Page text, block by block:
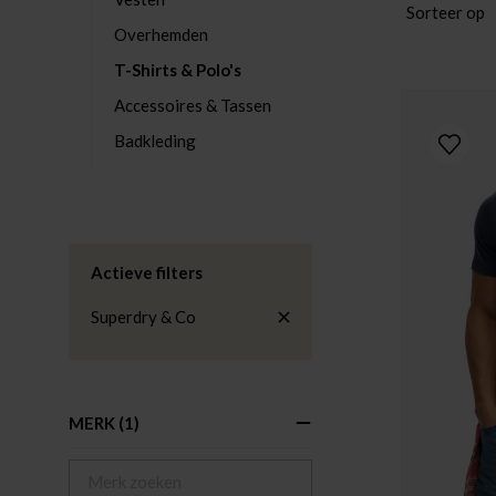
Overhemden
T-Shirts & Polo's
Accessoires & Tassen
Badkleding
Actieve filters
Superdry & Co
MERK (1)
Sorteer op